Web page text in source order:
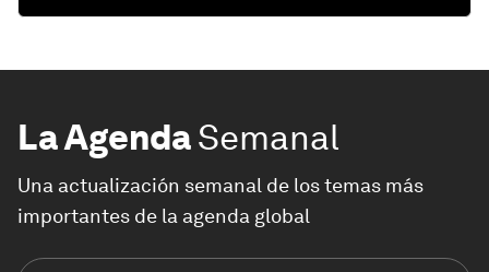
La AgendaSemanal
Una actualización semanal de los temas más
importantes de la agenda global